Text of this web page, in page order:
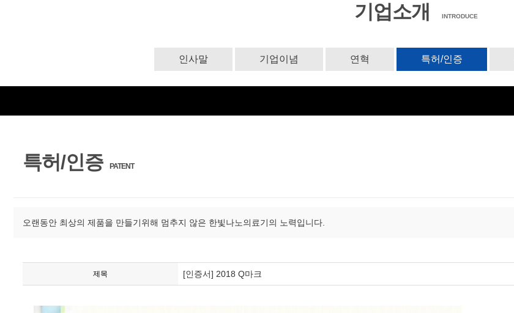
기업소개 INTRODUCE
인사말 기업이념 연혁 특허/인증
특허/인증 PATENT
오랜동안 최상의 제품을 만들기위해 멈추지 않은 한빛나노의료기의 노력입니다.
제목 [인증서] 2018 Q마크